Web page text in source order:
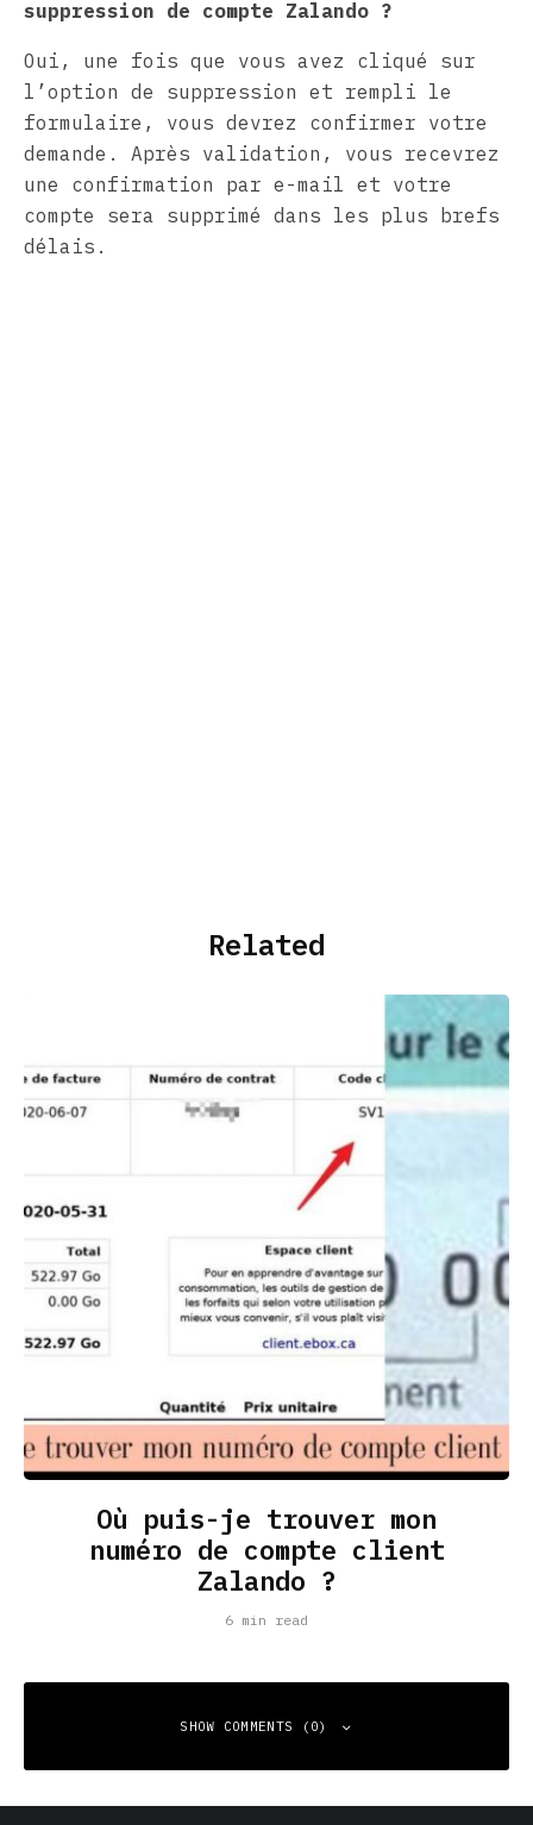
suppression de compte Zalando ?
Oui, une fois que vous avez cliqué sur
l’option de suppression et rempli le
formulaire, vous devrez confirmer votre
demande. Après validation, vous recevrez
une confirmation par e-mail et votre
compte sera supprimé dans les plus brefs
délais.
Related
Où puis-je trouver mon
numéro de compte client
Zalando ?
6 min read
SHOW COMMENTS (0)